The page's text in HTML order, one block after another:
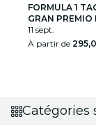
FORMULA 1
GRAN PREMIO
2026
11 sept.
À partir de
Catégories